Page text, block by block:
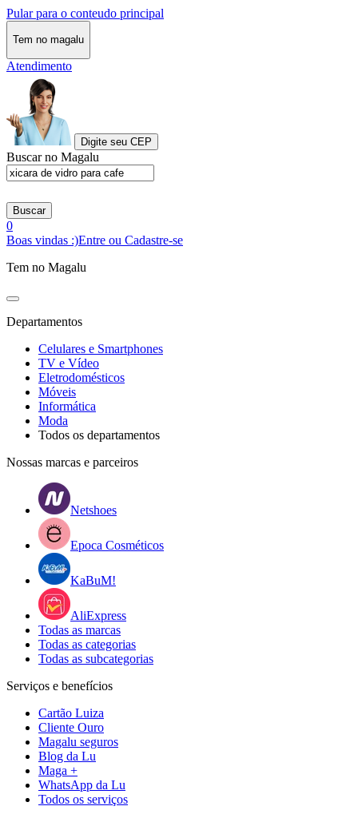
Pular para o conteudo principal
Tem no magalu
Atendimento
Digite seu CEP
Buscar no Magalu
Buscar
0
Boas vindas :)Entre ou Cadastre-se
Tem no Magalu
Departamentos
Celulares e Smartphones
TV e Vídeo
Eletrodomésticos
Móveis
Informática
Moda
Todos os departamentos
Nossas marcas e parceiros
Netshoes
Epoca Cosméticos
KaBuM!
AliExpress
Todas as marcas
Todas as categorias
Todas as subcategorias
Serviços e benefícios
Cartão Luiza
Cliente Ouro
Magalu seguros
Blog da Lu
Maga +
WhatsApp da Lu
Todos os serviços